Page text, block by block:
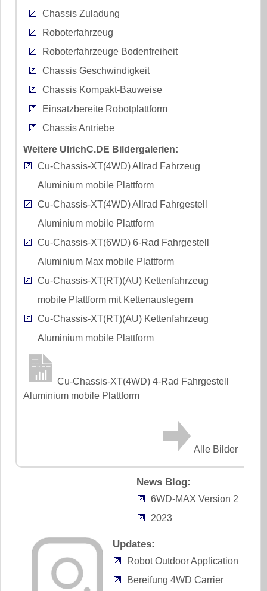
Chassis Zuladung
Roboterfahrzeug
Roboterfahrzeuge Bodenfreiheit
Chassis Geschwindigkeit
Chassis Kompakt-Bauweise
Einsatzbereite Robotplattform
Chassis Antriebe
Weitere UlrichC.DE Bildergalerien:
Cu-Chassis-XT(4WD) Allrad Fahrzeug
Aluminium mobile Plattform
Cu-Chassis-XT(4WD) Allrad Fahrgestell
Aluminium mobile Plattform
Cu-Chassis-XT(6WD) 6-Rad Fahrgestell
Aluminium Max mobile Plattform
Cu-Chassis-XT(RT)(AU) Kettenfahrzeug
mobile Plattform mit Kettenauslegern
Cu-Chassis-XT(RT)(AU) Kettenfahrzeug
Aluminium mobile Plattform
Cu-Chassis-XT(4WD) 4-Rad Fahrgestell
Aluminium mobile Plattform
Alle Bilder
News Blog:
6WD-MAX Version 2
2023
Updates:
Robot Outdoor Application
Bereifung 4WD Carrier